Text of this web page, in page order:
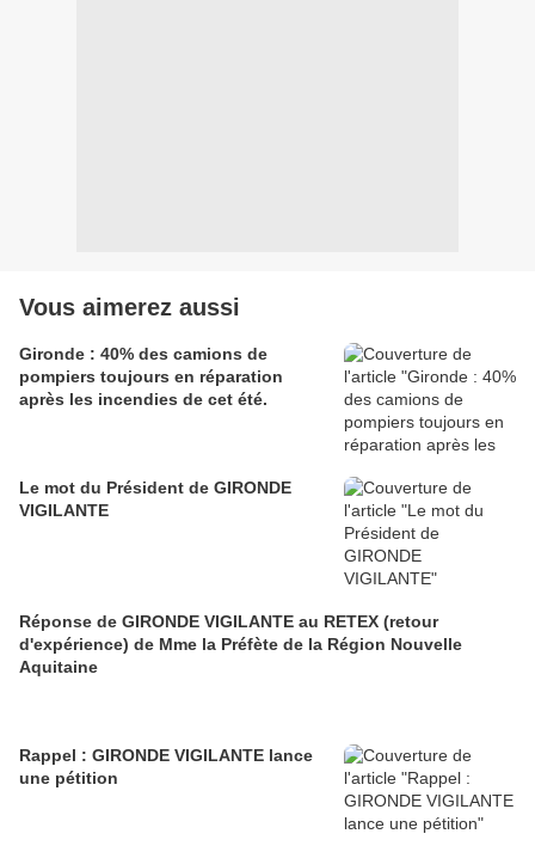
Vous aimerez aussi
Gironde : 40% des camions de
pompiers toujours en réparation
après les incendies de cet été.
Le mot du Président de GIRONDE
VIGILANTE
Réponse de GIRONDE VIGILANTE au RETEX (retour
d'expérience) de Mme la Préfète de la Région Nouvelle
Aquitaine
Rappel : GIRONDE VIGILANTE lance
une pétition